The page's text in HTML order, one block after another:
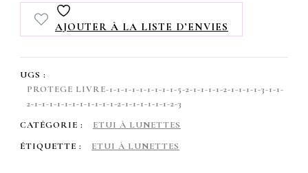
AJOUTER À LA LISTE D’ENVIES
UGS :
PROTEGE LIVRE-1-1-1-1-1-1-1-1-1-5-2-1-1-1-1-2-1-1-1-1-3-1-1-
2-1-1-1-1-1-1-1-1-1-1-1-2-1-1-1-1-1-1-2-3
CATÉGORIE :
ETUI À LUNETTES
ÉTIQUETTE :
ETUI À LUNETTES